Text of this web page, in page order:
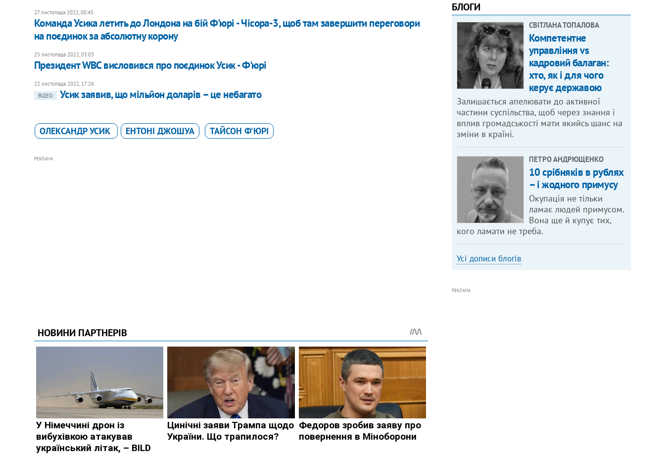
27 листопада 2022, 00:45
Команда Усика летить до Лондона на бій Ф'юрі - Чісора-3, щоб там завершити переговори
на поєдинок за абсолютну корону
25 листопада 2022, 03:03
Президент WBC висловився про поєдинок Усик - Ф'юрі
22 листопада 2022, 17:26
ВІДЕО
Усик заявив, що мільйон доларів – це небагато
ОЛЕКСАНДР УСИК ЕНТОНІ ДЖОШУА ТАЙСОН Ф'ЮРІ
РЕКЛАМА
БЛОГИ
СВІТЛАНА ТОПАЛОВА
Компетентне
управління vs
кадровий балаган:
хто, як і для чого
керує державою
Залишається апелювати до активної
частини суспільства, щоб через знання і
вплив громадськості мати якийсь шанс на
зміни в країні.
ПЕТРО АНДРЮЩЕНКО
10 срібняків в рублях
– і жодного примусу
Окупація не тільки
ламає людей примусом.
Вона ще й купує тих,
кого ламати не треба.
Усі дописи блогів
РЕКЛАМА